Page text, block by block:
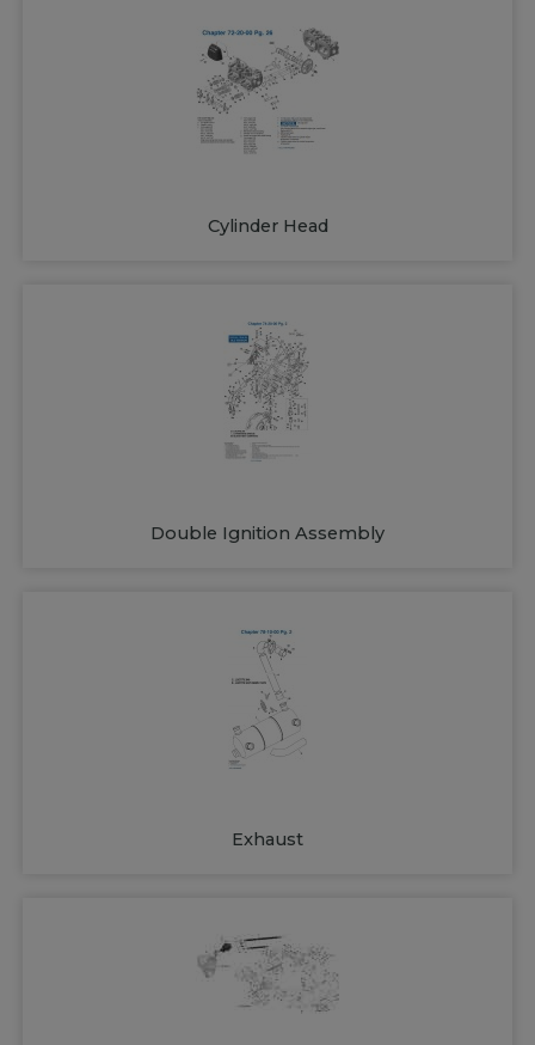
Cylinder Head
Double Ignition Assembly
Exhaust